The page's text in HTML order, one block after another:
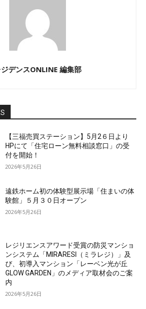
ジデンスONLINE 編集部
【三福売買ステーション】5月2６日より
HPにて「住宅ローン無料相談窓口」の受
付を開始！
2026年5月26日
遠鉄ホーム初の体験型展示場「住まいの体
験館」５月３０日オープン
2026年5月26日
レジリエンスアワード受賞の防災マンショ
ンシステム「MIRARESI（ミラレジ）」及
び、初導入マンション「レーベン光が丘
GLOW GARDEN」のメディア取材会のご案
内
2026年5月26日